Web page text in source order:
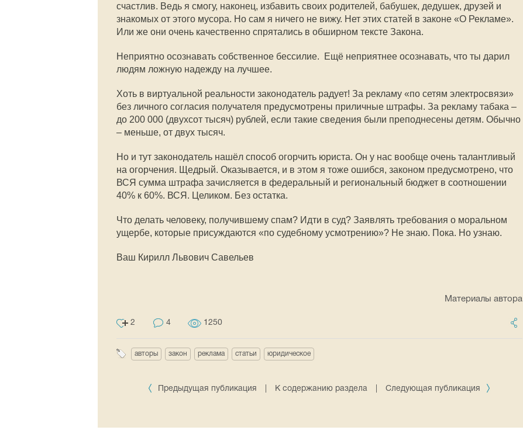
счастлив. Ведь я смогу, наконец, избавить своих родителей, бабушек, дедушек, друзей и
знакомых от этого мусора. Но сам я ничего не вижу. Нет этих статей в законе «О Рекламе».
Или же они очень качественно спрятались в обширном тексте Закона.
Неприятно осознавать собственное бессилие. Ещё неприятнее осознавать, что ты дарил
людям ложную надежду на лучшее.
Хоть в виртуальной реальности законодатель радует! За рекламу «по сетям электросвязи»
без личного согласия получателя предусмотрены приличные штрафы. За рекламу табака –
до 200 000 (двухсот тысяч) рублей, если такие сведения были преподнесены детям. Обычно
– меньше, от двух тысяч.
Но и тут законодатель нашёл способ огорчить юриста. Он у нас вообще очень талантливый
на огорчения. Щедрый. Оказывается, и в этом я тоже ошибся, законом предусмотрено, что
ВСЯ сумма штрафа зачисляется в федеральный и региональный бюджет в соотношении
40% к 60%. ВСЯ. Целиком. Без остатка.
Что делать человеку, получившему спам? Идти в суд? Заявлять требования о моральном
ущербе, которые присуждаются «по судебному усмотрению»? Не знаю. Пока. Но узнаю.
Ваш Кирилл Львович Савельев
Материалы автора
2 4 1250
авторы закон реклама статьи юридическое
Предыдущая публикация К содержанию раздела Следующая публикация